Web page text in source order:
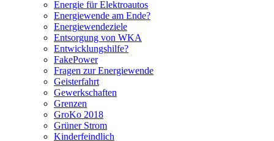
Energie für Elektroautos
Energiewende am Ende?
Energiewendeziele
Entsorgung von WKA
Entwicklungshilfe?
FakePower
Fragen zur Energiewende
Geisterfahrt
Gewerkschaften
Grenzen
GroKo 2018
Grüner Strom
Kinderfeindlich